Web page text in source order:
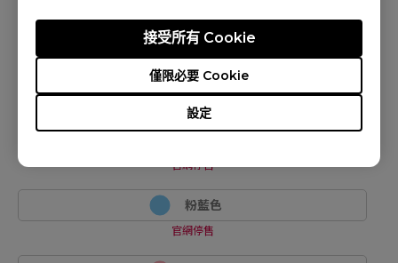
設定
僅限必要 Cookie
接受所有 Cookie
黑色
官網停售
官網停售
粉藍色
官網停售